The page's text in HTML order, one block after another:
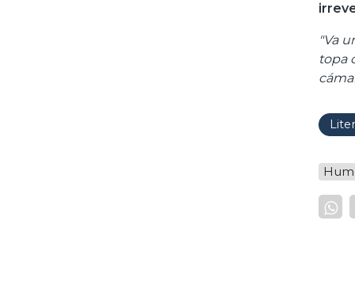
"Va
topa